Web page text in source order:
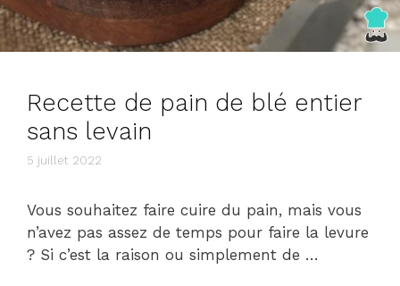
Recette de pain de blé entier
sans levain
5 juillet 2022
Vous souhaitez faire cuire du pain, mais vous
n’avez pas assez de temps pour faire la levure
? Si c’est la raison ou simplement de …